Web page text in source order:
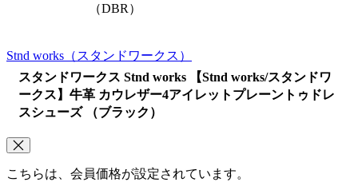
（DBR）
Stnd works （スタンドワークス）
スタンドワークス Stnd works 【Stnd works/スタンドワ
ークス】牛革 カウレザー4アイレットプレーントゥドレ
スシューズ （ブラック）
こちらは、会員価格が設定されています。